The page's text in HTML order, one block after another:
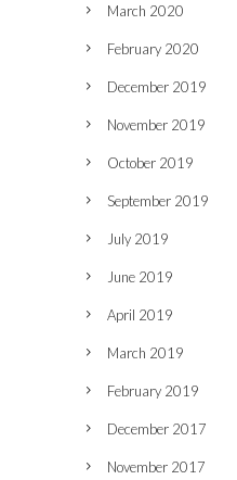
March 2020
February 2020
December 2019
November 2019
October 2019
September 2019
July 2019
June 2019
April 2019
March 2019
February 2019
December 2017
November 2017